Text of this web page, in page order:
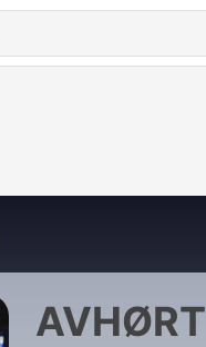
AVHØRT